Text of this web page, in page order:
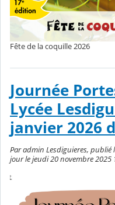
Fête de la coquille 2026
Journée
Lycée
janvier 2026
Par admin Lesdiguieres, publié
jour le jeudi 20 novembre 2025